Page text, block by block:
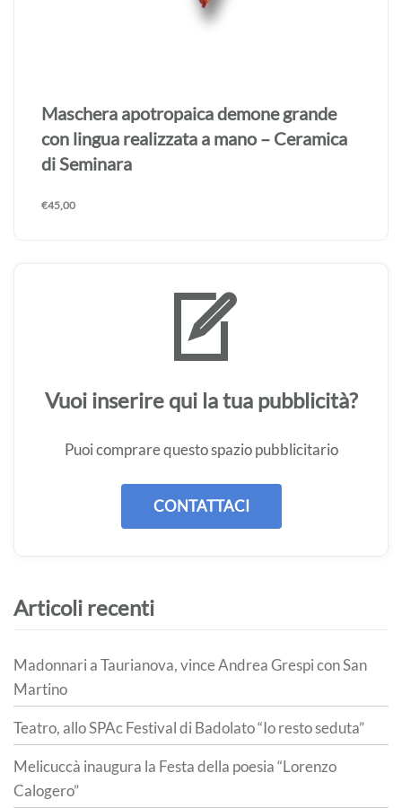
Maschera apotropaica demone grande
con lingua realizzata a mano – Ceramica
di Seminara
€45,00
Vuoi inserire qui la tua pubblicità?
Puoi comprare questo spazio pubblicitario
CONTATTACI
Articoli recenti
Madonnari a Taurianova, vince Andrea Grespi con San
Martino
Teatro, allo SPAc Festival di Badolato “Io resto seduta”
Melicuccà inaugura la Festa della poesia “Lorenzo
Calogero”